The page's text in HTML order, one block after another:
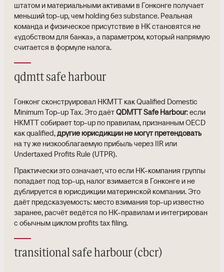
штатом и материальными активами в Гонконге получает
меньший top-up, чем holding без substance. Реальная
команда и физическое присутствие в HK становятся не
«удобством для банка», а параметром, который напрямую
считается в формуле налога.
qdmtt safe harbour
Гонконг сконструировал HKMTT как Qualified Domestic
Minimum Top-up Tax. Это даётQDMTT Safe Harbour: если
HKMTT собирает top-up по правилам, признанным OECD
как qualified,другие юрисдикции не могут претендовать
на ту же низкооблагаемую прибыль через IIR или
Undertaxed Profits Rule (UTPR).
Практически это означает, что если HK-компания группы
попадает под top-up, налог взимается в Гонконге и не
дублируется в юрисдикции материнской компании. Это
даёт предсказуемость: место взимания top-up известно
заранее, расчёт ведётся по HK-правилам и интегрирован
с обычным циклом profits tax filing.
transitional safe harbour (cbcr)